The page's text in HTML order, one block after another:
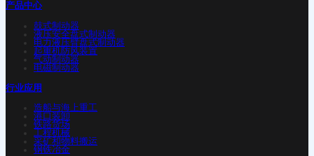
产品中心
鼓式制动器
液压安全盘式制动器
电力液压臂盘式制动器
起重机防风装置
气动制动器
电磁制动器
行业应用
造船与海上重工
港口装卸
铁路货场
工程机械
采矿和物料搬运
钢铁冶金